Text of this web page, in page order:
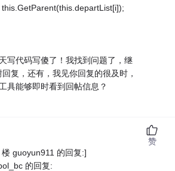
写代码写傻了！我找到问题了，继
复，还有，我见你回复的很及时，
具能够即时看到回帖信息？
guoyun911 的回复:]
的回复:
赞